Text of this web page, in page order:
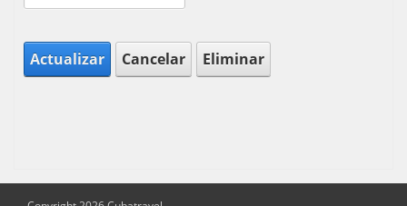
Actualizar Cancelar Eliminar